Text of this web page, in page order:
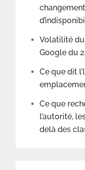
Volatilité
Google du
Ce que dit
Ce que
l’autorité,
delà des